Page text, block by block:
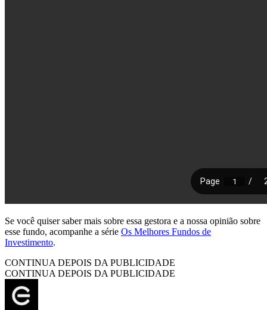
Se você quiser saber mais sobre essa gestora e a nossa opinião sobre
esse fundo, acompanhe a série Os Melhores Fundos de
Investimento.
CONTINUA DEPOIS DA PUBLICIDADE
CONTINUA DEPOIS DA PUBLICIDADE